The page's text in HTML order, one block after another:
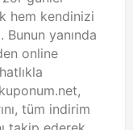
hem kendinizi
yanında
online
tüm indirim